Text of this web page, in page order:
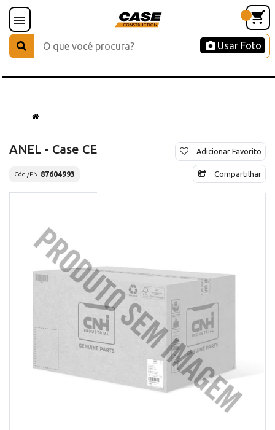
Usar Foto
ANEL - Case CE
Cód./PN 87604993
Adicionar Favorito
Compartilhar